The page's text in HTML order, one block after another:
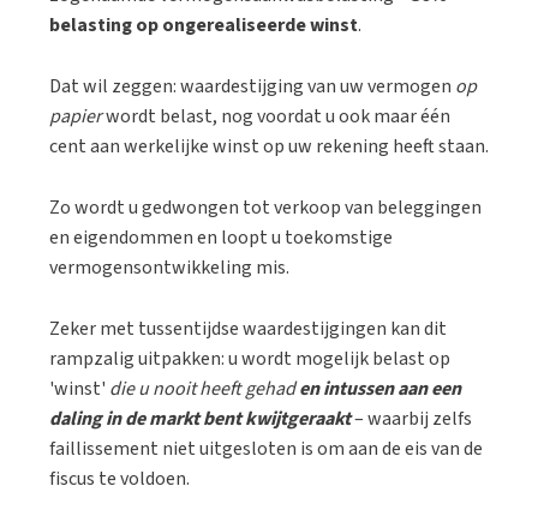
belasting op ongerealiseerde winst.
Dat wil zeggen: waardestijging van uw vermogen op
papierwordt belast, nog voordat u ook maar één
cent aan werkelijke winst op uw rekening heeft staan.
Zo wordt u gedwongen tot verkoop van beleggingen
en eigendommen en loopt u toekomstige
vermogensontwikkeling mis.
Zeker met tussentijdse waardestijgingen kan dit
rampzalig uitpakken: u wordt mogelijk belast op
'winst' die u nooit heeft gehaden intussen aan een
daling in de markt bent kwijtgeraakt– waarbij zelfs
faillissement niet uitgesloten is om aan de eis van de
fiscus te voldoen.